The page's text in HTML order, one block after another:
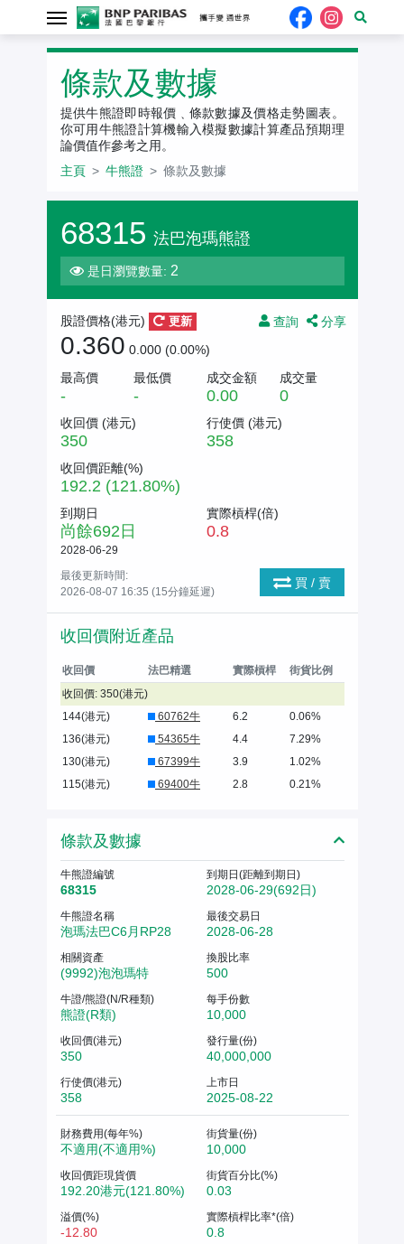
牛熊證
條款及數據
提供牛熊證即時報價﹑條款數據及價格走勢圖表。
你可用牛熊證計算機輸入模擬數據計算產品預期理
論價值作參考之用。
主頁
牛熊證 條款及數據
68315 法巴泡瑪熊證
是日瀏覽數量: 2
查詢 分享
股證價格(港元) 更新
0.360 0.000 (0.00%)
最高價
-
最低價
-
成交金額
0.00
成交量
0
收回價 (港元)
350
行使價 (港元)
358
收回價距離(%)
192.2 (121.80%)
到期日
尚餘692 日
2028-06-29
實際槓桿(倍)
0.8
最後更新時間:
2026-08-07 16:35 (15分鐘延遲)
買 / 賣
收回價附近產品
收回價 法巴精選 實際槓桿
街貨比例
收回價: 350(港元)
144(港元)
60762牛 6.2
0.06%
136(港元)
54365牛 4.4
7.29%
130(港元)
67399牛 3.9
1.02%
115(港元)
69400牛 2.8 0.21%
條款及數據
牛熊證編號
68315
到期日(距離到期日)
2028-06-29(692日)
牛熊證名稱
泡瑪法巴C6月RP28
最後交易日
2028-06-28
相關資產
(9992)泡泡瑪特
換股比率
500
牛證/熊證(N/R種類)
熊證(R類)
每手份數
10,000
收回價(港元)
350
發行量(份)
40,000,000
行使價(港元)
358
上市日
2025-08-22
財務費用(每年%)
不適用(不適用%)
街貨量(份)
10,000
收回價距現貨價
192.20港元(121.80%)
街貨百分比(%)
0.03
溢價(%)
-12.80
實際槓桿比率*(倍)
0.8